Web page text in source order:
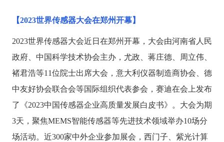
【2023世界传感器大会在郑州开幕】
2023世界传感器大会近日在郑州开幕，大会由河南省人民
政府、中国科学技术协会主办，尤政、蒋庄德、周立伟、
褚君浩等11位院士出席大会，意大利仪器制造商协会、德
中友好协会联合会等国际组织代表参会，赛迪在会上发布
了《2023中国传感器企业高质量发展白皮书》。大会为期
3天，聚焦MEMS智能传感器等先进技术领域举办10场分
场活动。近300家中外企业参加展会，西门子、紫光计算